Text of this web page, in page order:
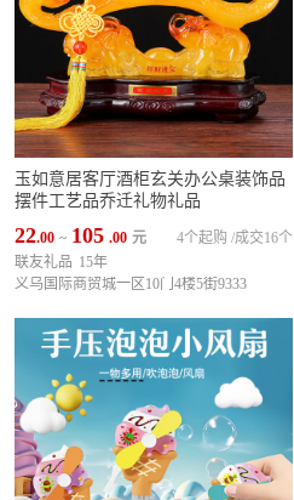
玉如意居客厅酒柜玄关办公桌装饰品
摆件工艺品乔迁礼物礼品
22.00 ~ 105 .00 元 成交16个
4个起购 /
联友礼品 15年
义乌国际商贸城一区10门4楼5街9333